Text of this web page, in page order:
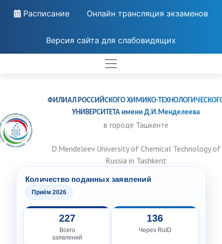
Расписание Онлайн трансляция экзаменов
Версия сайта для слабовидящих
ФИЛИАЛ РОССИЙСКОГО ХИМИКО-
УНИВЕРСИТЕТА имени Д.И.Менделеева
в городе Ташкенте
D.Mendeleev University of Chemical Technology of
Russia in Tashkent
Количество поданных заявлений
Приём 2026
227
Всего
заявлений
136
Через RuID